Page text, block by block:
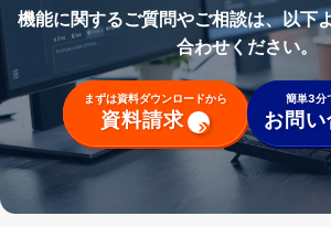
機能に関するご質問やご相談は、以下
合わせください。
まずは資料ダウンロードから
資料請求
簡単3分
お問